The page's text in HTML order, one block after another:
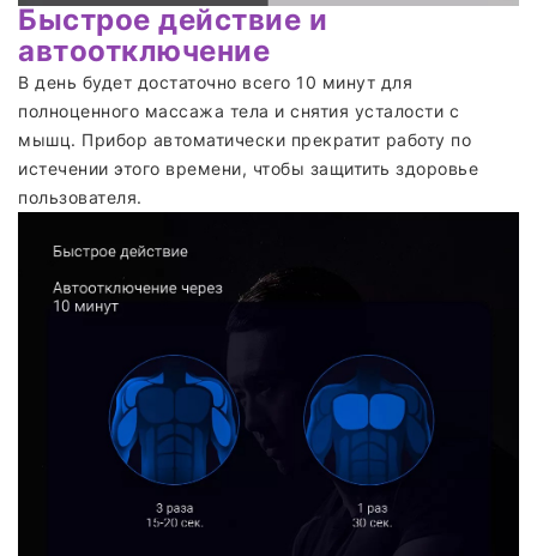
Быстрое действие и
автоотключение
В день будет достаточно всего 10 минут для
полноценного массажа тела и снятия усталости с
мышц. Прибор автоматически прекратит работу по
истечении этого времени, чтобы защитить здоровье
пользователя.